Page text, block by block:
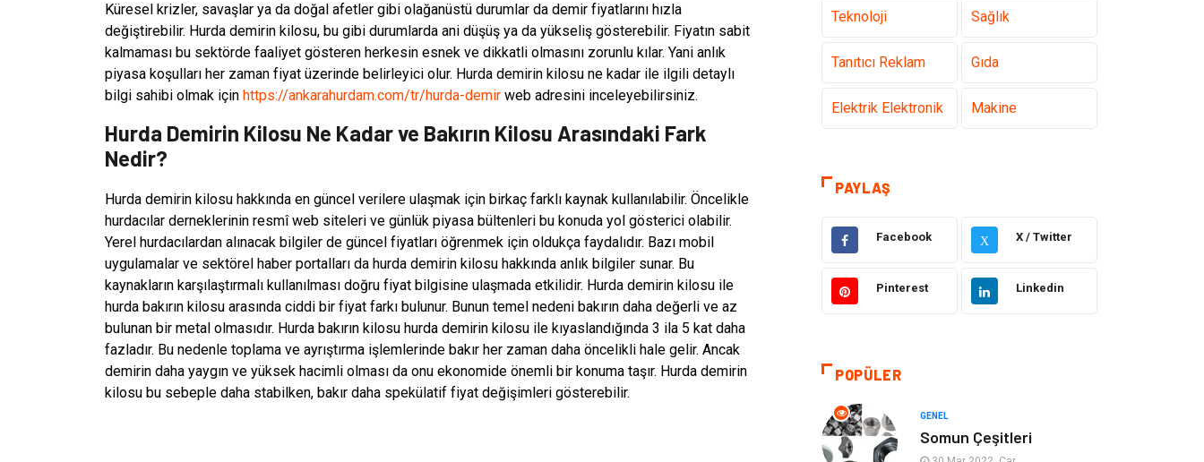
Küresel krizler, savaşlar ya da doğal afetler gibi olağanüstü durumlar da demir fiyatlarını hızla
değiştirebilir. Hurda demirin kilosu, bu gibi durumlarda ani düşüş ya da yükseliş gösterebilir. Fiyatın sabit
kalmaması bu sektörde faaliyet gösteren herkesin esnek ve dikkatli olmasını zorunlu kılar. Yani anlık
piyasa koşulları her zaman fiyat üzerinde belirleyici olur. Hurda demirin kilosu ne kadar ile ilgili detaylı
bilgi sahibi olmak için https://ankarahurdam.com/tr/hurda-demir web adresini inceleyebilirsiniz.
Hurda Demirin Kilosu Ne Kadar ve Bakırın Kilosu Arasındaki Fark
Nedir?
Hurda demirin kilosu hakkında en güncel verilere ulaşmak için birkaç farklı kaynak kullanılabilir. Öncelikle
hurdacılar derneklerinin resmî web siteleri ve günlük piyasa bültenleri bu konuda yol gösterici olabilir.
Yerel hurdacılardan alınacak bilgiler de güncel fiyatları öğrenmek için oldukça faydalıdır. Bazı mobil
uygulamalar ve sektörel haber portalları da hurda demirin kilosu hakkında anlık bilgiler sunar. Bu
kaynakların karşılaştırmalı kullanılması doğru fiyat bilgisine ulaşmada etkilidir. Hurda demirin kilosu ile
hurda bakırın kilosu arasında ciddi bir fiyat farkı bulunur. Bunun temel nedeni bakırın daha değerli ve az
bulunan bir metal olmasıdır. Hurda bakırın kilosu hurda demirin kilosu ile kıyaslandığında 3 ila 5 kat daha
fazladır. Bu nedenle toplama ve ayrıştırma işlemlerinde bakır her zaman daha öncelikli hale gelir. Ancak
demirin daha yaygın ve yüksek hacimli olması da onu ekonomide önemli bir konuma taşır. Hurda demirin
kilosu bu sebeple daha stabilken, bakır daha spekülatif fiyat değişimleri gösterebilir.
Teknoloji Sağlık
Tanıtıcı Reklam Gıda
Elektrik Elektronik Makine
Alışveriş
Emlak
PAYLAŞ
Facebook X X / Twitter
Pinterest Linkedin
POPÜLER
GENEL
Somun Çeşitleri